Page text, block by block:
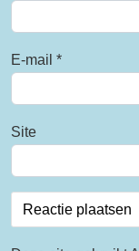
E-mail *
Site